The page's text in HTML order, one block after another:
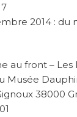
2014 :
au front – Les
Musée
38000